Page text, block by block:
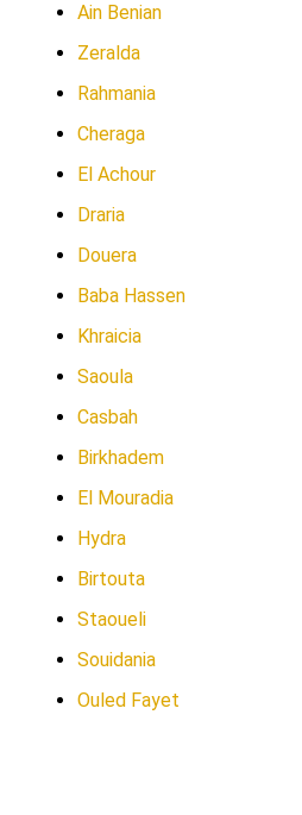
Ain Benian
Zeralda
Rahmania
Cheraga
El Achour
Draria
Douera
Baba Hassen
Khraicia
Saoula
Casbah
Birkhadem
El Mouradia
Hydra
Birtouta
Staoueli
Souidania
Ouled Fayet